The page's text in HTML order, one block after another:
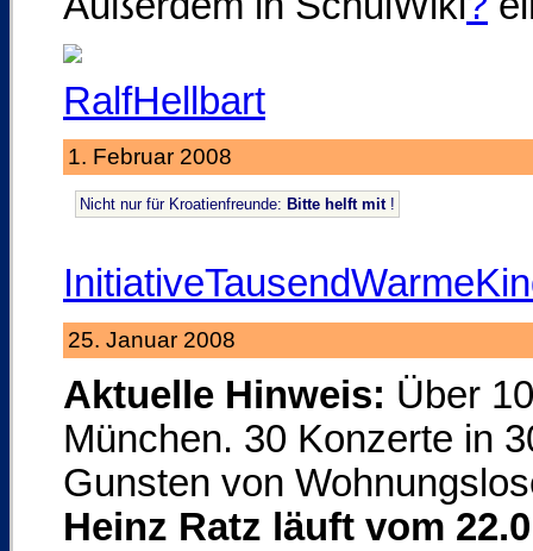
RalfHellbart
1. Februar 2008
Nicht nur für Kroatienfreunde: Bitte helft mit!
25. Januar 2008
Aktuelle Hinweis: Über
München. 30 Konzerte in
Gunsten von
Heinz Ratz läuft vom